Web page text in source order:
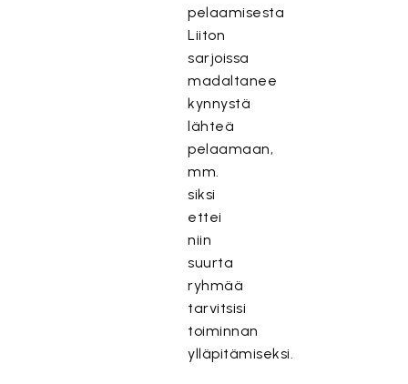
pelaamisesta
Liiton
sarjoissa
madaltanee
kynnystä
lähteä
pelaamaan,
mm.
siksi
ettei
niin
suurta
ryhmää
tarvitsisi
toiminnan
ylläpitämiseksi.